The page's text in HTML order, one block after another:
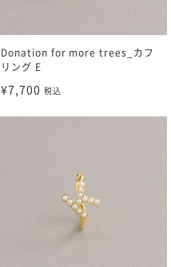
Donation for more trees_カフ
リング E
¥7,700 税込